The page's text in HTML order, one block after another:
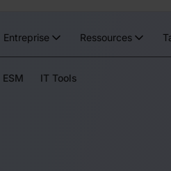
Entreprise Ressources
ESM IT Tools